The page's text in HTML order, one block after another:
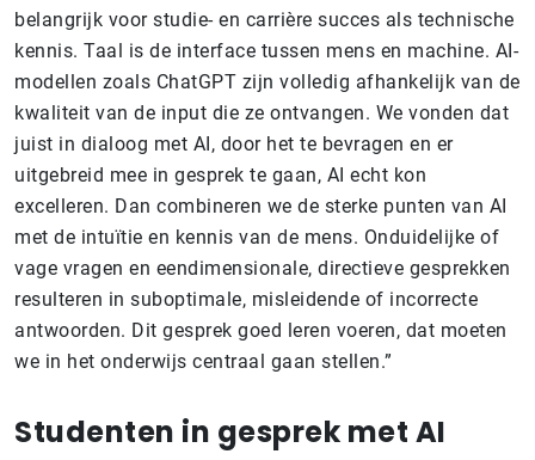
belangrijk voor studie- en carrière succes als technische
kennis. Taal is de interface tussen mens en machine. AI-
modellen zoals ChatGPT zijn volledig afhankelijk van de
kwaliteit van de input die ze ontvangen. We vonden dat
juist in dialoog met AI, door het te bevragen en er
uitgebreid mee in gesprek te gaan, AI echt kon
excelleren. Dan combineren we de sterke punten van AI
met de intuïtie en kennis van de mens. Onduidelijke of
vage vragen en eendimensionale, directieve gesprekken
resulteren in suboptimale, misleidende of incorrecte
antwoorden. Dit gesprek goed leren voeren, dat moeten
we in het onderwijs centraal gaan stellen.”
Studenten in gesprek met AI